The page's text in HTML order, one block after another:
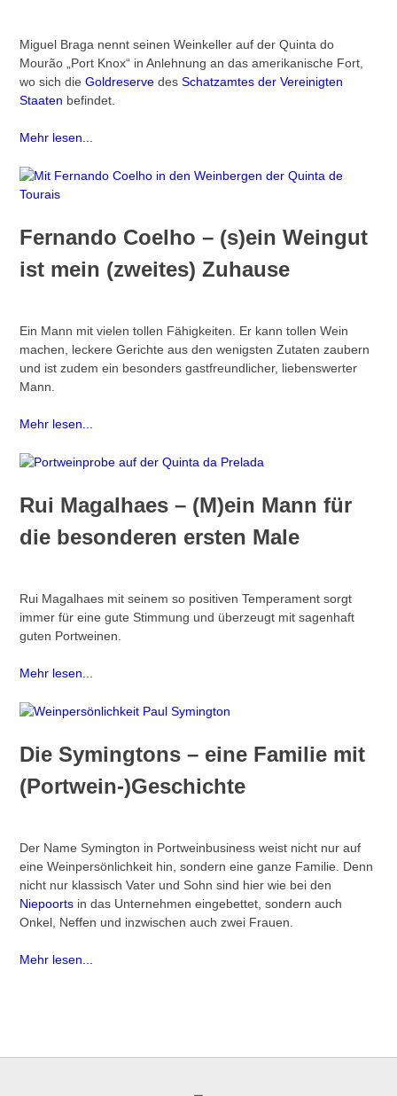
Miguel Braga nennt seinen Weinkeller auf der Quinta do
Mourão „Port Knox“ in Anlehnung an das amerikanische Fort,
wo sich dieGoldreserve desSchatzamtes der Vereinigten
Staaten befindet.
Mehr lesen...
Fernando Coelho – (s)ein Weingut
ist mein (zweites) Zuhause
Ein Mann mit vielen tollen Fähigkeiten. Er kann tollen Wein
machen, leckere Gerichte aus den wenigsten Zutaten zaubern
und ist zudem ein besonders gastfreundlicher, liebenswerter
Mann.
Mehr lesen...
Rui Magalhaes – (M)ein Mann für
die besonderen ersten Male
Rui Magalhaes mit seinem so positiven Temperament sorgt
immer für eine gute Stimmung und überzeugt mit sagenhaft
guten Portweinen.
Mehr lesen...
Die Symingtons – eine Familie mit
(Portwein-)Geschichte
Der Name Symington in Portweinbusiness weist nicht nur auf
eine Weinpersönlichkeit hin, sondern eine ganze Familie. Denn
nicht nur klassisch Vater und Sohn sind hier wie bei den
Niepoorts in das Unternehmen eingebettet, sondern auch
Onkel, Neffen und inzwischen auch zwei Frauen.
Mehr lesen...